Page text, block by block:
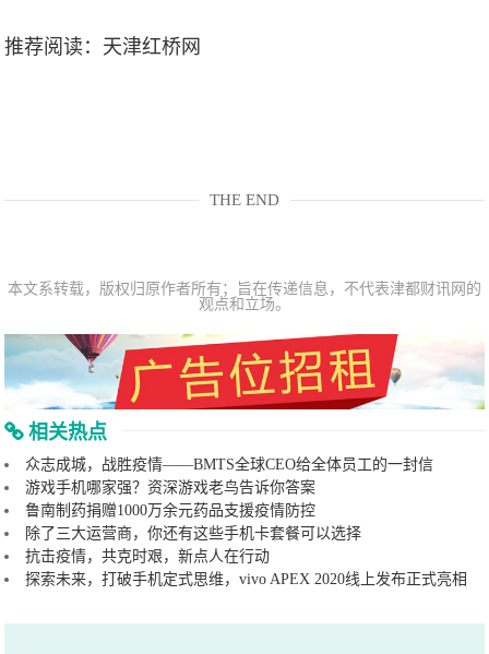
推荐阅读： 天津红桥网
THE END
本文系转载，版权归原作者所有；旨在传递信息，不代表津都财讯网的
观点和立场。
相关热点
众志成城，战胜疫情——BMTS全球CEO给全体员工的一封信
游戏手机哪家强？资深游戏老鸟告诉你答案
鲁南制药捐赠1000万余元药品支援疫情防控
除了三大运营商，你还有这些手机卡套餐可以选择
抗击疫情，共克时艰，新点人在行动
探索未来，打破手机定式思维，vivo APEX 2020线上发布正式亮相